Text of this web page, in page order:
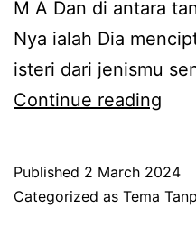
M A Dan di antara
Nya ialah Dia
isteri dari jenismu
Continue reading
Published 2 March 2024
Categorized as Tema